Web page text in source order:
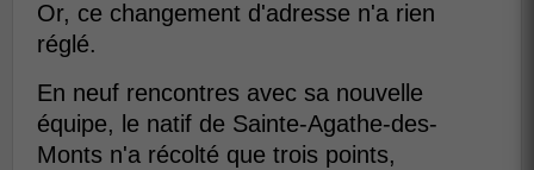
Or, ce changement d'adresse n'a rien
réglé.
En neuf rencontres avec sa nouvelle
équipe, le natif de Sainte-Agathe-des-
Monts n'a récolté que trois points,